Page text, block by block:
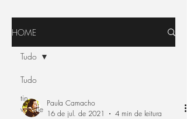
HOME
Tudo
tin
whistle
Tudo
Paula Camacho
16 de jul. de 2021
4 min de leitura